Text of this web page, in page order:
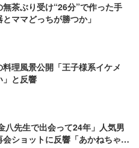
茶ぶり受け“26分”で作った手
ママどっちが勝つか」
理風景公開「王子様系イケメ
」と反響
八先生で出会って24年」人気男
ショットに反響「あかねちゃん